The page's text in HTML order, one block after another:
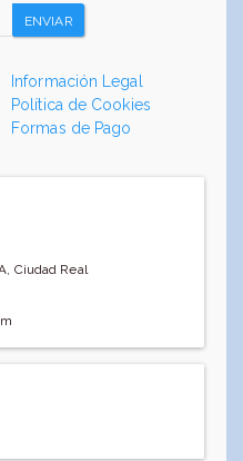
ENVIAR
Información Legal
Política de Cookies
Formas de Pago
, Ciudad Real